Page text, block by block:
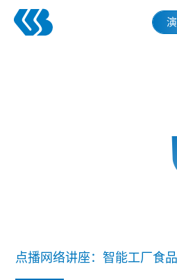
Skip
点播网络讲座：智能工厂食